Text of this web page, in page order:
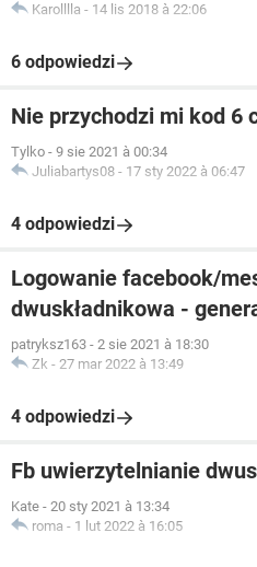
Karolllla - 14 lis 2018 à 22:06
6 odpowiedzi
Nie przychodzi mi kod 6
Tylko - 9 sie 2021 à 00:34
Juliabartys08 - 17 sty 2022 à 06:47
4 odpowiedzi
Logowanie facebook/
dwuskładnikowa -
patryksz163 - 2 sie 2021 à 18:30
Zk - 27 mar 2022 à 13:49
4 odpowiedzi
Fb uwierzytelnianie
Kate - 20 sty 2021 à 13:34
roma - 1 lut 2022 à 16:05